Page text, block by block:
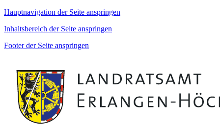
Hauptnavigation der Seite anspringen
Inhaltsbereich der Seite anspringen
Footer der Seite anspringen